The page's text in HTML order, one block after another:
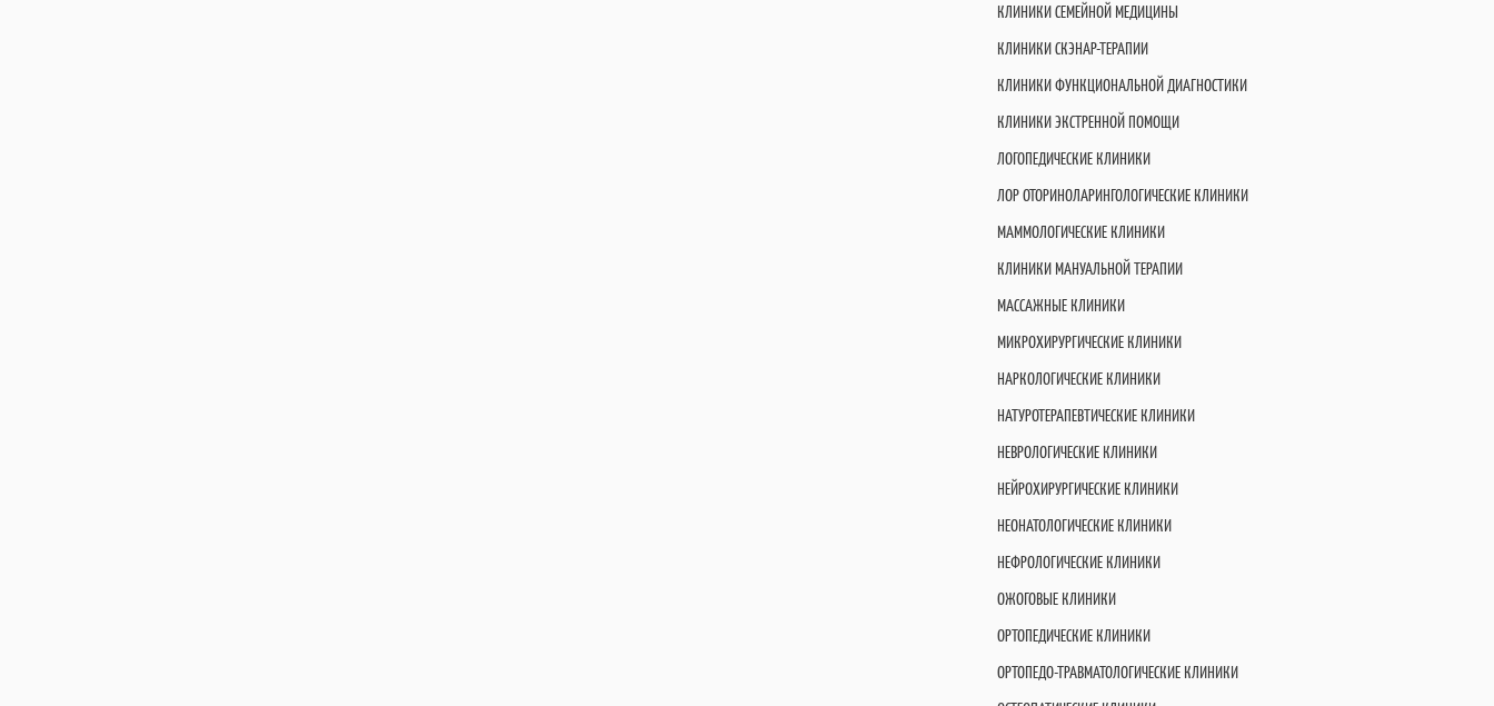
КЛИНИКИ СЕМЕЙНОЙ МЕДИЦИНЫ
КЛИНИКИ СКЭНАР-ТЕРАПИИ
КЛИНИКИ ФУНКЦИОНАЛЬНОЙ ДИАГНОСТИКИ
КЛИНИКИ ЭКСТРЕННОЙ ПОМОЩИ
ЛОГОПЕДИЧЕСКИЕ КЛИНИКИ
ЛОР ОТОРИНОЛАРИНГОЛОГИЧЕСКИЕ КЛИНИКИ
МАММОЛОГИЧЕСКИЕ КЛИНИКИ
КЛИНИКИ МАНУАЛЬНОЙ ТЕРАПИИ
МАССАЖНЫЕ КЛИНИКИ
МИКРОХИРУРГИЧЕСКИЕ КЛИНИКИ
НАРКОЛОГИЧЕСКИЕ КЛИНИКИ
НАТУРОТЕРАПЕВТИЧЕСКИЕ КЛИНИКИ
НЕВРОЛОГИЧЕСКИЕ КЛИНИКИ
НЕЙРОХИРУРГИЧЕСКИЕ КЛИНИКИ
НЕОНАТОЛОГИЧЕСКИЕ КЛИНИКИ
НЕФРОЛОГИЧЕСКИЕ КЛИНИКИ
ОЖОГОВЫЕ КЛИНИКИ
ОРТОПЕДИЧЕСКИЕ КЛИНИКИ
ОРТОПЕДО-ТРАВМАТОЛОГИЧЕСКИЕ КЛИНИКИ